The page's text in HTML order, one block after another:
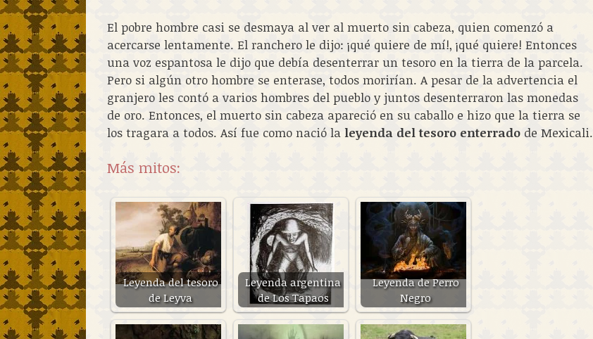
El pobre hombre casi se desmaya al ver al muerto sin cabeza, quien comenzó a
acercarse lentamente. El ranchero le dijo: ¡qué quiere de mí!, ¡qué quiere! Entonces
una voz espantosa le dijo que debía desenterrar un tesoro en la tierra de la parcela.
Pero si algún otro hombre se enterase, todos morirían. A pesar de la advertencia el
granjero les contó a varios hombres del pueblo y juntos desenterraron las monedas
de oro. Entonces, el muerto sin cabeza apareció en su caballo e hizo que la tierra se
los tragara a todos. Así fue como nació la leyenda del tesoro enterrado de Mexicali.
Más mitos:
Leyenda del tesoro
de Leyva
Leyenda argentina
de Los Tapaos
Leyenda de Perro
Negro